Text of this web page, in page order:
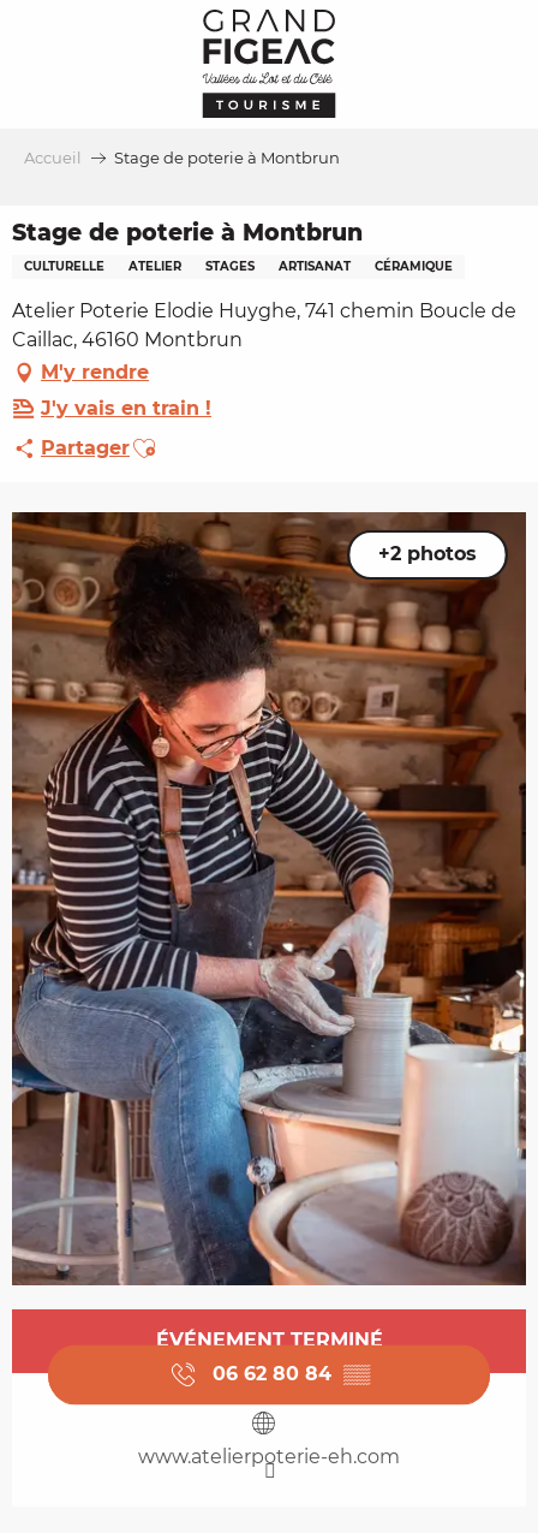
Accueil Stage de poterie à Montbrun
Stage de poterie à Montbrun
CULTURELLE ATELIER STAGES ARTISANAT CÉRAMIQUE
Atelier Poterie Elodie Huyghe, 741 chemin Boucle de
Caillac, 46160 Montbrun
M'y rendre
J'y vais en train !
PartagerAjouter aux favoris
+2 photos
Ouverture et coordonnées
ÉVÉNEMENT TERMINÉ
06 62 80 84 ▒▒
www.atelierpoterie-eh.com